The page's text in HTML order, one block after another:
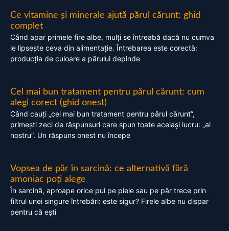
Ce vitamine și minerale ajută părul cărunt: ghid
complet
Când apar primele fire albe, mulți se întreabă dacă nu cumva
le lipsește ceva din alimentație. Întrebarea este corectă:
producția de culoare a părului depinde
Cel mai bun tratament pentru părul cărunt: cum
alegi corect (ghid onest)
Când cauți „cel mai bun tratament pentru părul cărunt”,
primești zeci de răspunsuri care spun toate același lucru: „al
nostru”. Un răspuns onest nu începe
Vopsea de păr în sarcină: ce alternativă fără
amoniac poți alege
În sarcină, aproape orice pui pe piele sau pe păr trece prin
filtrul unei singure întrebări: este sigur? Firele albe nu dispar
pentru că ești